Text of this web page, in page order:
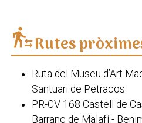
transfer_within_a_stationRutes
Ruta del Museu d’Art
Santuari de Petracos
PR-CV 168 Castell de
Barranc de Malafí -